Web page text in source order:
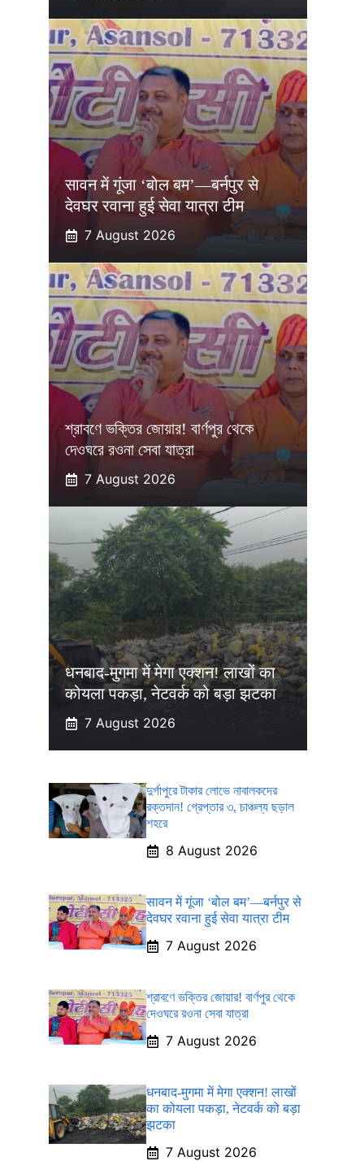
सावन में गूंजा ‘बोल बम’—बर्नपुर से
देवघर रवाना हुई सेवा यात्रा टीम
7 August 2026
শ্রাবণে ভক্তির জোয়ার! বার্ণপুর থেকে
দেওঘরে রওনা সেবা যাত্রা
7 August 2026
धनबाद-मुगमा में मेगा एक्शन! लाखों का
कोयला पकड़ा, नेटवर्क को बड़ा झटका
7 August 2026
দুর্গাপুরে টাকার লোভে নাবালকদের
রক্তদান! গ্রেপ্তার ৩, চাঞ্চল্য ছড়াল
শহরে
8 August 2026
सावन में गूंजा ‘बोल बम’—बर्नपुर से
देवघर रवाना हुई सेवा यात्रा टीम
7 August 2026
শ্রাবণে ভক্তির জোয়ার! বার্ণপুর থেকে
দেওঘরে রওনা সেবা যাত্রা
7 August 2026
धनबाद-मुगमा में मेगा एक्शन! लाखों
का कोयला पकड़ा, नेटवर्क को बड़ा
झटका
7 August 2026